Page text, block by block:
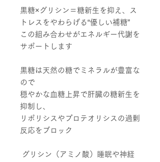
黒糖×グリシン＝糖新生を抑え、ス
トレスをやわらげる“優しい補糖”
この組み合わせがエネルギー代謝を
サポートします
黒糖は天然の糖でミネラルが豊富な
ので
穏やかな血糖上昇で肝臓の糖新生を
抑制し、
リポリシスやプロテオリシスの過剰
反応をブロック
グリシン（アミノ酸）睡眠や神経